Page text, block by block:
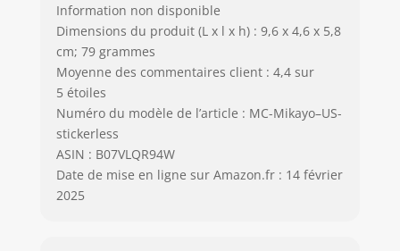
Information non disponible
Dimensions du produit (L x l x h) : 9,6 x 4,6 x 5,8
cm; 79 grammes
Moyenne des commentaires client : 4,4 sur
5 étoiles
Numéro du modèle de l’article : MC-Mikayo–US-
stickerless
ASIN : B07VLQR94W
Date de mise en ligne sur Amazon.fr : 14 février
2025